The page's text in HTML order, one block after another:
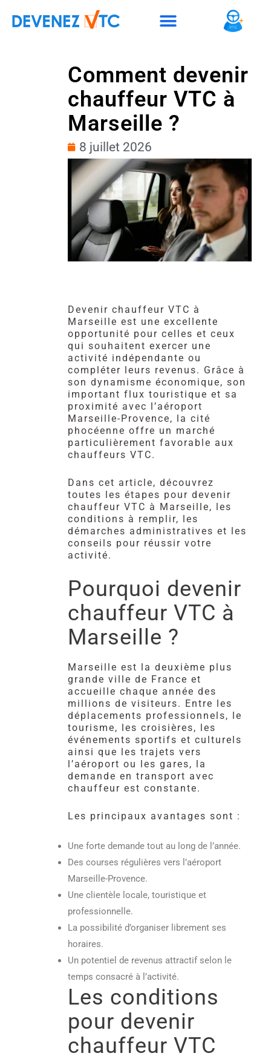
Comment devenir
chauffeur VTC à
Marseille ?
8 juillet 2026
Devenir chauffeur VTC à
Marseille est une excellente
opportunité pour celles et ceux
qui souhaitent exercer une
activité indépendante ou
compléter leurs revenus. Grâce à
son dynamisme économique, son
important flux touristique et sa
proximité avec l’aéroport
Marseille-Provence, la cité
phocéenne offre un marché
particulièrement favorable aux
chauffeurs VTC.
Dans cet article, découvrez
toutes les étapes pour devenir
chauffeur VTC à Marseille, les
conditions à remplir, les
démarches administratives et les
conseils pour réussir votre
activité.
Pourquoi devenir
chauffeur VTC à
Marseille ?
Marseille est la deuxième plus
grande ville de France et
accueille chaque année des
millions de visiteurs. Entre les
déplacements professionnels, le
tourisme, les croisières, les
événements sportifs et culturels
ainsi que les trajets vers
l’aéroport ou les gares, la
demande en transport avec
chauffeur est constante.
Les principaux avantages sont :
Une forte demande tout au long de l’année.
Des courses régulières vers l’aéroport
Marseille-Provence.
Une clientèle locale, touristique et
professionnelle.
La possibilité d’organiser librement ses
horaires.
Un potentiel de revenus attractif selon le
temps consacré à l’activité.
Les conditions
pour devenir
chauffeur VTC
des